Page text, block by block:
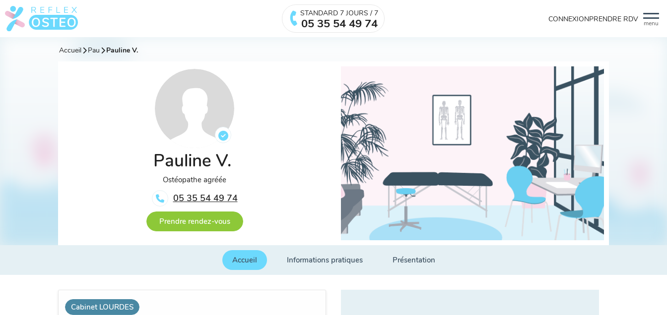
menu
STANDARD 7 JOURS / 7
05 35 54 49 74 CONNEXIONPRENDRE RDV
Accueil Pau Pauline V.
Pauline V.
Ostéopathe agréée
05 35 54 49 74
Prendre rendez-vous
Accueil Informations pratiques Présentation
Cabinet LOURDES